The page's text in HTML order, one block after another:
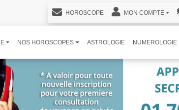
HOROSCOPE MON COMPTE
NOS HOROSCOPES ASTROLOGIE NUMEROLOGIE